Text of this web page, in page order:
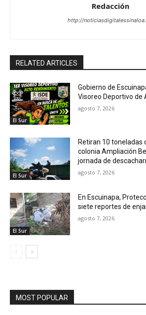
Redacción
http://
RELATED ARTICLES
El Sur
Gobierno de
Visoreo Deportivo de
agosto 7, 2026
El Sur
Retiran 10 toneladas
colonia Ampliación
jornada de
agosto 7, 2026
El Sur
En Escuinapa,
siete reportes de
agosto 7, 2026
MOST POPULAR